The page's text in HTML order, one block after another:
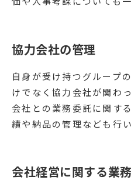
協力会社の管理
自身が受け持つグループ
けでなく協力会社が関わ
会社との業務委託に関す
績や納品の管理なども行い
会社経営に関する業務